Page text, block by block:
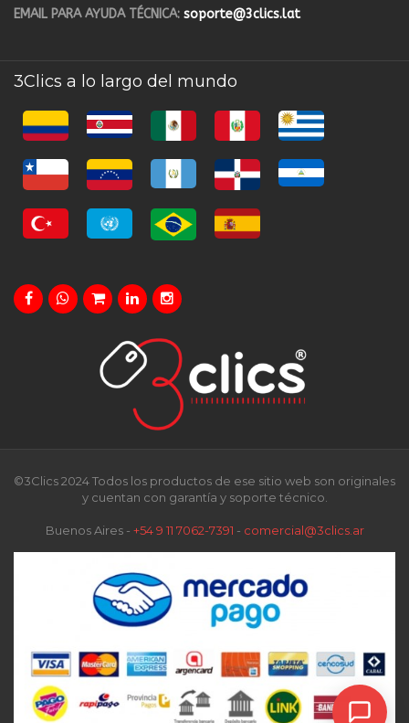
EMAIL PARA AYUDA TÉCNICA: soporte@3clics.lat
3Clics a lo largo del mundo
©3Clics 2024 Todos los productos de ese sitio web son originales
y cuentan con garantía y soporte técnico.
Buenos Aires - +54 9 11 7062-7391 - comercial@3clics.ar